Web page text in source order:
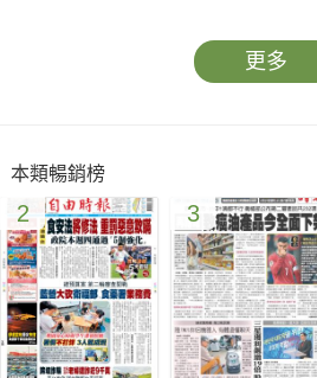
更多
本類暢銷榜
2 3